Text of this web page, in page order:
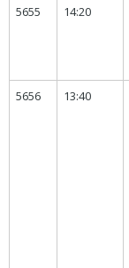
5655 14:20
5656 13:40